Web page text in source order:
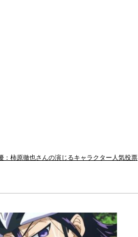
：柿原徹也さんの演じるキャラクター人気投票